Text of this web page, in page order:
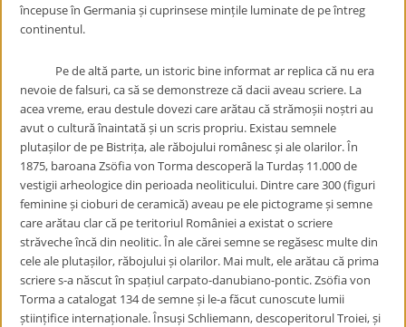
începuse în Germania și cuprinsese mințile luminate de pe întreg
continentul.
Pe de altă parte, un istoric bine informat ar replica că nu era
nevoie de falsuri, ca să se demonstreze că dacii aveau scriere. La
acea vreme, erau destule dovezi care arătau că strămoșii noștri au
avut o cultură înaintată și un scris propriu. Existau semnele
plutașilor de pe Bistrița, ale răbojului românesc și ale olarilor. În
1875, baroana Zsöfia von Torma descoperă la Turdaș 11.000 de
vestigii arheologice din perioada neoliticului. Dintre care 300 (figuri
feminine și cioburi de ceramică) aveau pe ele pictograme și semne
care arătau clar că pe teritoriul României a existat o scriere
străveche încă din neolitic. În ale cărei semne se regăsesc multe din
cele ale plutașilor, răbojului și olarilor. Mai mult, ele arătau că prima
scriere s-a născut în spațiul carpato-danubiano-pontic. Zsöfia von
Torma a catalogat 134 de semne și le-a făcut cunoscute lumii
științifice internaționale. Însuși Schliemann, descoperitorul Troiei, și